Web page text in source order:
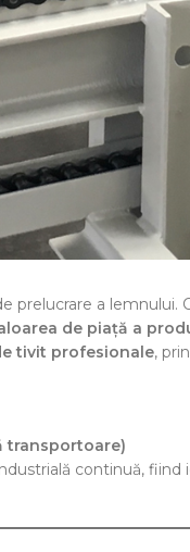
prelucrare a
de piață a
tivit profesionale,
transportoare)
continuă, fiind